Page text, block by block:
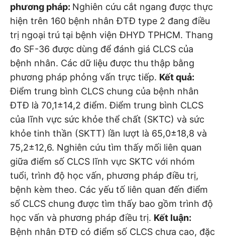
phương pháp: Nghiên cứu cắt ngang được thực
hiện trên 160 bệnh nhân ĐTĐ type 2 đang điều
trị ngoại trú tại bệnh viện ĐHYD TPHCM. Thang
đo SF-36 được dùng để đánh giá CLCS của
bệnh nhân. Các dữ liệu được thu thập bằng
phương pháp phỏng vấn trực tiếp. Kết quả:
Điểm trung bình CLCS chung của bệnh nhân
ĐTĐ là 70,1±14,2 điểm. Điểm trung bình CLCS
của lĩnh vực sức khỏe thể chất (SKTC) và sức
khỏe tinh thần (SKTT) lần lượt là 65,0±18,8 và
75,2±12,6. Nghiên cứu tìm thấy mối liên quan
giữa điểm số CLCS lĩnh vực SKTC với nhóm
tuổi, trình độ học vấn, phương pháp điều trị,
bệnh kèm theo. Các yếu tố liên quan đến điểm
số CLCS chung được tìm thấy bao gồm trình độ
học vấn và phương pháp điều trị. Kết luận:
Bệnh nhân ĐTĐ có điểm số CLCS chưa cao, đặc